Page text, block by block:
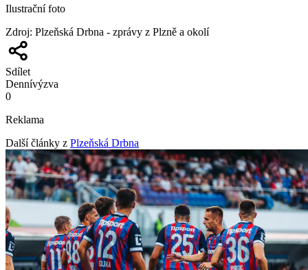
Ilustrační foto
Zdroj: Plzeňská Drbna - zprávy z Plzně a okolí
Sdílet
Dennívýzva
0
Reklama
Další články z Plzeňská Drbna